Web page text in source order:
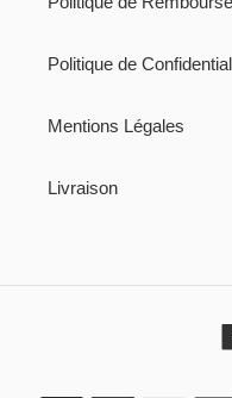
Politique de
Mentions Légales
Livraison